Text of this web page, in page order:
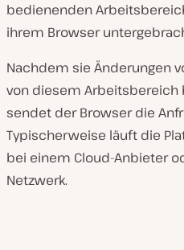
bedienenden
ihrem Browser
Nachdem sie Änderungen
von diesem Arbeitsbereich
sendet der Browser die
Typischerweise läuft die
bei einem Cloud-Anbieter
Netzwerk.